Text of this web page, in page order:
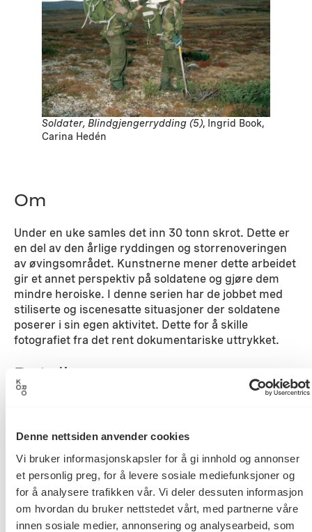
Denne nettsiden anvender cookies
Vi bruker informasjonskapsler for å gi innhold og annonser
et personlig preg, for å levere sosiale mediefunksjoner og
for å analysere trafikken vår. Vi deler dessuten informasjon
om hvordan du bruker nettstedet vårt, med partnerne våre
innen sosiale medier, annonsering og analysearbeid, som
Soldater, Blindgjengerrydding (5), Ingrid Book,
Carina Hedén
Om
Under en uke samles det inn 30 tonn skrot. Dette er
en del av den årlige ryddingen og storrenoveringen
av øvingsområdet. Kunstnerne mener dette arbeidet
gir et annet perspektiv på soldatene og gjøre dem
mindre heroiske. I denne serien har de jobbet med
stiliserte og iscenesatte situasjoner der soldatene
poserer i sin egen aktivitet. Dette for å skille
fotografiet fra det rent dokumentariske uttrykket.
Detaljer
Kunstnere
Ingrid Book
Carina Hedén